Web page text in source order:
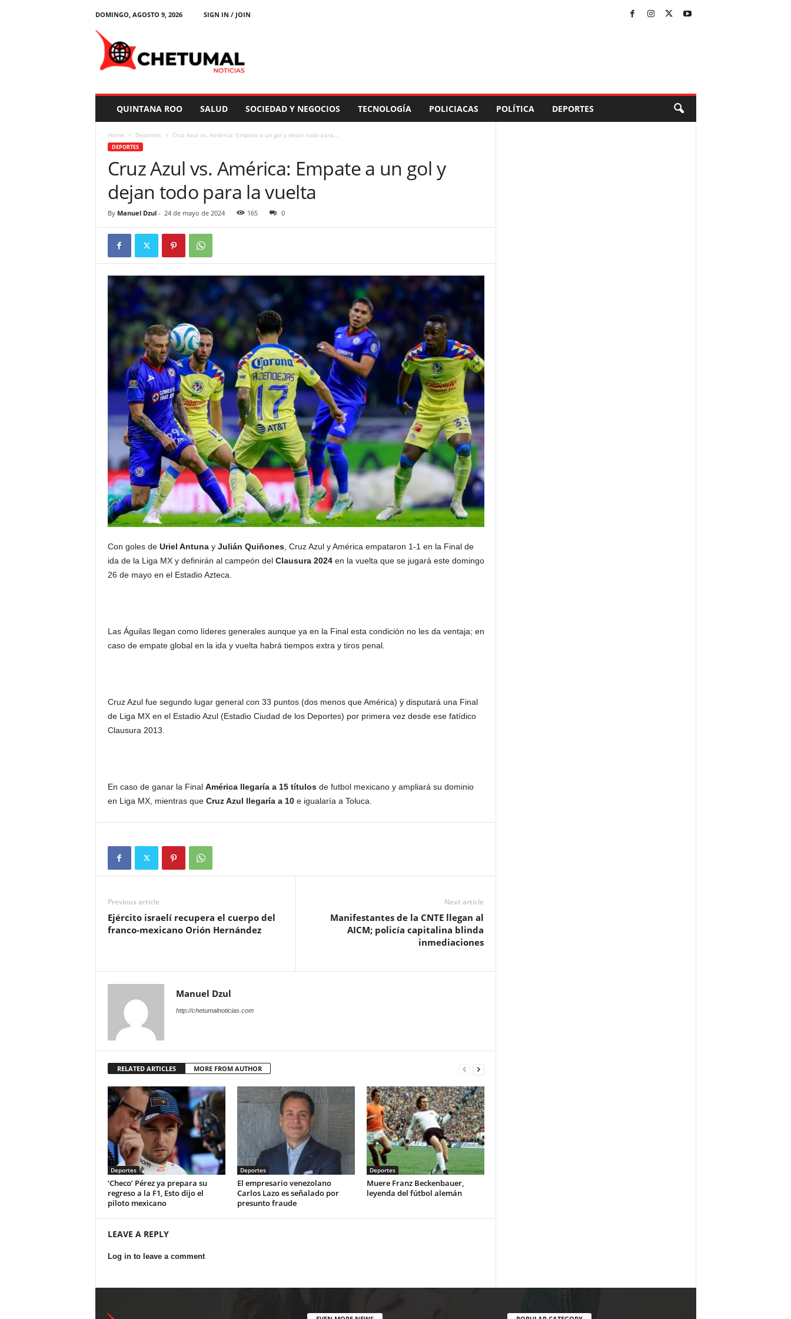
DOMINGO, AGOSTO 9, 2026
SIGN IN / JOIN
QUINTANA ROO SALUD SOCIEDAD Y NEGOCIOS TECNOLOGÍA POLICIACAS POLÍTICA DEPORTES
Home Deportes Cruz Azul vs. América: Empate a un gol y dejan todo para...
DEPORTES
Cruz Azul vs. América: Empate a un gol y
dejan todo para la vuelta
By Manuel Dzul- 24 de mayo de 2024 165 0
Con goles de Uriel Antuna y Julián Quiñones, Cruz Azul y América empataron 1-1 en la Final de
ida de la Liga MX y definirán al campeón del Clausura 2024 en la vuelta que se jugará este domingo
26 de mayo en el Estadio Azteca.
Las Águilas llegan como líderes generales aunque ya en la Final esta condición no les da ventaja; en
caso de empate global en la ida y vuelta habrá tiempos extra y tiros penal.
Cruz Azul fue segundo lugar general con 33 puntos (dos menos que América) y disputará una Final
de Liga MX en el Estadio Azul (Estadio Ciudad de los Deportes) por primera vez desde ese fatídico
Clausura 2013.
En caso de ganar la Final América llegaría a 15 títulosde futbol mexicano y ampliará su dominio
en Liga MX, mientras que Cruz Azul llegaría a 10e igualaría a Toluca.
Previous article
Ejército israelí recupera el cuerpo del
franco-mexicano Orión Hernández
Next article
Manifestantes de la CNTE llegan al
AICM; policía capitalina blinda
inmediaciones
Manuel Dzul
http://chetumalnoticias.com
RELATED ARTICLES MORE FROM AUTHOR
Deportes
‘Checo’ Pérez ya prepara su
regreso a la F1, Esto dijo el
piloto mexicano
Deportes
El empresario venezolano
Carlos Lazo es señalado por
presunto fraude
Deportes
Muere Franz Beckenbauer,
leyenda del fútbol alemán
LEAVE A REPLY
Log in to leave a comment